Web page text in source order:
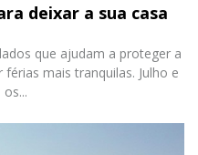
deixar a sua casa
que ajudam a proteger a
mais tranquilas. Julho e